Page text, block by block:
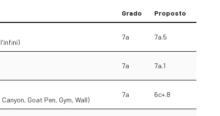
Grado Proposto
7a 7a.5
7a 7a.1
Goat Pen, Gym, Wall)
7a 6c+.8